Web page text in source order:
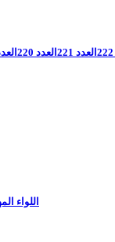
العدد 221 العدد 220 العدد
اللواء